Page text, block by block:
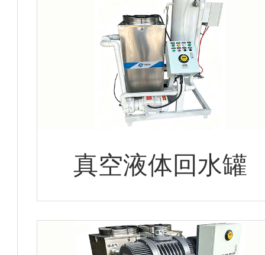
真空液体回水罐